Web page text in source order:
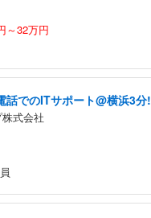
～32万円
話でのITサポート@横浜3分
式会社